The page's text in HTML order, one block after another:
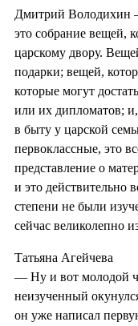
Дмитрий Володихин
это собрание вещей,
царскому двору.
подарки; вещей,
которые могут
или их дипломатов;
в быту у царской
первоклассные, это
представление о
и это действительно
степени не были
сейчас великолепно
Татьяна Агейчева
— Ну и вот молодой
неизученный
он уже написал